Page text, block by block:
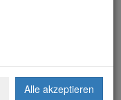
Alle akzeptieren